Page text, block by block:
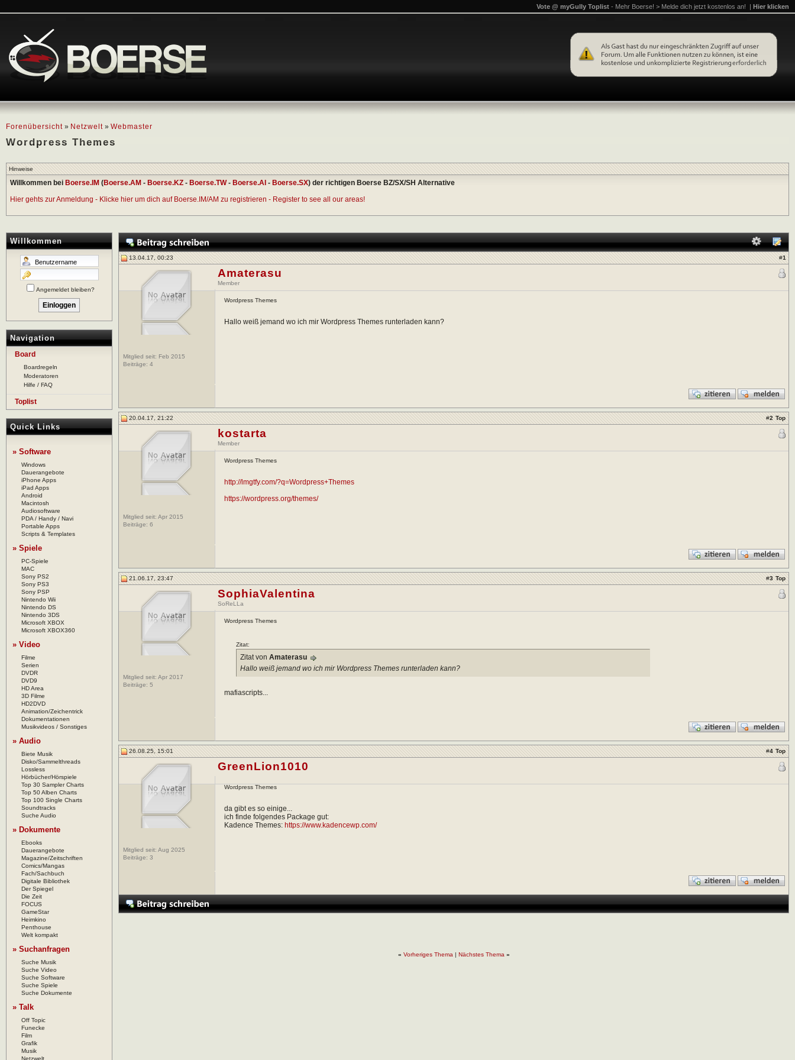
Forenübersicht » Netzwelt » Webmaster
Wordpress Themes
Vote @ myGully Toplist - Mehr Boerse! > Melde dich jetzt kostenlos an! | Hier klicken
Hinweise
Willkommen bei Boerse.IM (Boerse.AM - Boerse.KZ - Boerse.TW- Boerse.AI - Boerse.SX) der richtigen Boerse BZ/SX/SH Alternative
Hier gehts zur Anmeldung - Klicke hier um dich auf Boerse.IM/AM zu registrieren - Register to see all our areas!
Willkommen
Angemeldet bleiben?
Navigation
Board
Boardregeln
Moderatoren
Hilfe / FAQ
Toplist
Quick Links
» Software
Windows
Dauerangebote
iPhone Apps
iPad Apps
Android
Macintosh
Audiosoftware
PDA / Handy / Navi
Portable Apps
Scripts & Templates
» Spiele
PC-Spiele
MAC
Sony PS2
Sony PS3
Sony PSP
Nintendo Wii
Nintendo DS
Nintendo 3DS
Microsoft XBOX
Microsoft XBOX360
» Video
Filme
Serien
DVDR
DVD9
HD Area
3D Filme
HD2DVD
Animation/Zeichentrick
Dokumentationen
Musikvideos / Sonstiges
» Audio
Biete Musik
Disko/Sammelthreads
Lossless
Hörbücher/Hörspiele
Top 30 Sampler Charts
Top 50 Alben Charts
Top 100 Single Charts
Soundtracks
Suche Audio
» Dokumente
Ebooks
Dauerangebote
Magazine/Zeitschriften
Comics/Mangas
Fach/Sachbuch
Digitale Bibliothek
Der Spiegel
Die Zeit
FOCUS
GameStar
Heimkino
Penthouse
Welt kompakt
» Suchanfragen
Suche Musik
Suche Video
Suche Software
Suche Spiele
Suche Dokumente
» Talk
Off Topic
Funecke
Film
Grafik
Musik
13.04.17, 00:23 #1
Mitglied seit: Feb 2015
Beiträge: 4
Amaterasu
Member
Wordpress Themes
Hallo weiß jemand wo ich mir Wordpress Themes runterladen kann?
20.04.17, 21:22 #2 Top
Mitglied seit: Apr 2015
Beiträge: 6
kostarta
Member
Wordpress Themes
http://lmgtfy.com/?q=Wordpress+Themes
https://wordpress.org/themes/
21.06.17, 23:47 #3 Top
Mitglied seit: Apr 2017
Beiträge: 5
SophiaValentina
SoReLLa
Wordpress Themes
Zitat:
Zitat von Amaterasu
Hallo weiß jemand wo ich mir Wordpress Themes runterladen kann?
mafiascripts...
26.08.25, 15:01 #4 Top
Mitglied seit: Aug 2025
Beiträge: 3
GreenLion1010
Wordpress Themes
da gibt es so einige...
ich finde folgendes Package gut:
Kadence Themes: https://www.kadencewp.com/
« Vorheriges Thema| Nächstes Thema »